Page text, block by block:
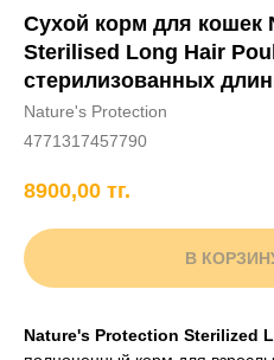
+7
Сухой корм для кошек
Sterilised Long Hair
стерилизованных
Nature's Protection
4771317457790
8900,00 тг.
В
Nature's Protection Sterilized